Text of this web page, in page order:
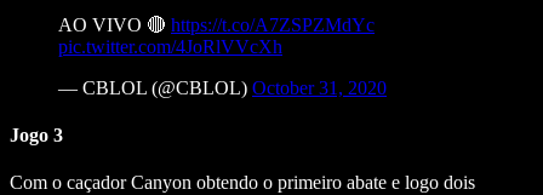
AO VIVO 🔴 https://t.co/A7ZSPZMdYc
pic.twitter.com/4JoRlVVcXh
— CBLOL (@CBLOL) October 31, 2020
Jogo 3
Com o caçador Canyon obtendo o primeiro abate e logo dois